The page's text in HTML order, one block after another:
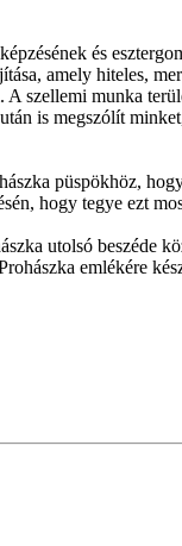
és
amely hiteles,
munka
is megszólít
püspökhöz,
hogy tegye ezt
utolsó beszéde
emlékére